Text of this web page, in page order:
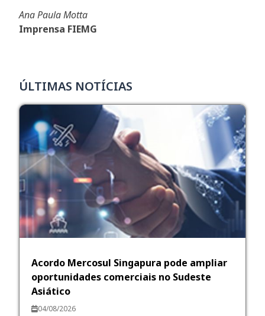
Ana Paula Motta
Imprensa FIEMG
ÚLTIMAS NOTÍCIAS
Acordo Mercosul Singapura pode ampliar
oportunidades comerciais no Sudeste
Asiático
04/08/2026